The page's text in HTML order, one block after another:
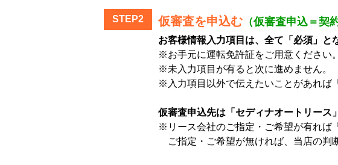
STEP2 仮審査を申込む （仮審査申込＝契
お客様情報入力項目は、全て「必須」と
※お手元に運転免許証をご用意ください
※未入力項目が有ると次に進めません。
※入力項目以外で伝えたいことがあれば
仮審査申込先は「セディナオートリース
※リース会社のご指定・ご希望が有れば
ご指定・ご希望が無ければ、当店の判